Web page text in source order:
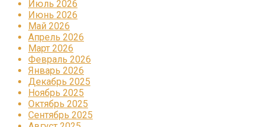
Июль 2026
Июнь 2026
Май 2026
Апрель 2026
Март 2026
Февраль 2026
Январь 2026
Декабрь 2025
Ноябрь 2025
Октябрь 2025
Сентябрь 2025